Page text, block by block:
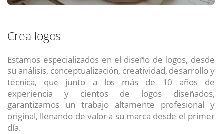
Crea logos
Estamos especializados en el diseño de logos, desde
su análisis, conceptualización, creatividad, desarrollo y
técnica, que junto a los más de 10 años de
experiencia y cientos de logos diseñados,
garantizamos un trabajo altamente profesional y
original, llenando de valor a su marca desde el primer
día.